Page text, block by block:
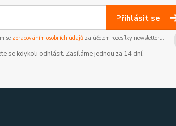
Přihlásit se
se zpracováním osobních údajůza účelem rozesílky newsletteru.
se kdykoli odhlásit. Zasíláme jednou za 14 dní.